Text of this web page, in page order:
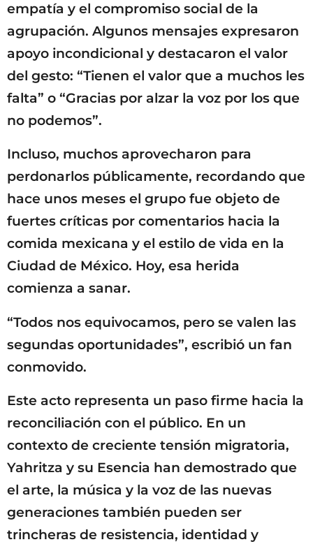
empatía y el compromiso social de la
agrupación. Algunos mensajes expresaron
apoyo incondicional y destacaron el valor
del gesto: “Tienen el valor que a muchos les
falta” o “Gracias por alzar la voz por los que
no podemos”.
Incluso, muchos aprovecharon para
perdonarlos públicamente, recordando que
hace unos meses el grupo fue objeto de
fuertes críticas por comentarios hacia la
comida mexicana y el estilo de vida en la
Ciudad de México. Hoy, esa herida
comienza a sanar.
“Todos nos equivocamos, pero se valen las
segundas oportunidades”, escribió un fan
conmovido.
Este acto representa un paso firme hacia la
reconciliación con el público. En un
contexto de creciente tensión migratoria,
Yahritza y su Esencia han demostrado que
el arte, la música y la voz de las nuevas
generaciones también pueden ser
trincheras de resistencia, identidad y